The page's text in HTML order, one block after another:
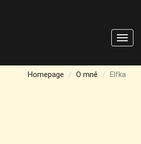
Homepage O mně Elfka